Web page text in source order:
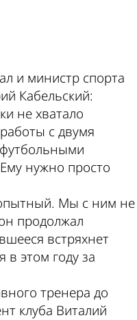
и министр спорта
Кабельский:
не хватало
с двумя
нужно просто
Мы с ним не
продолжал
встряхнет
этом году за
тренера до
клуба Виталий